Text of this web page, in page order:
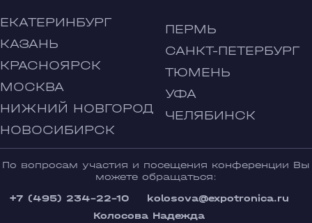
ЕКАТЕРИНБУРГ
КАЗАНЬ
КРАСНОЯРСК
МОСКВА
НИЖНИЙ НОВГОРОД
НОВОСИБИРСК
ПЕРМЬ
САНКТ-ПЕТЕРБУРГ
ТЮМЕНЬ
УФА
ЧЕЛЯБИНСК
По вопросам участия и посещения конференции Вы
можете обращаться:
+7 (495) 234-22-10
kolosova@expotronica.ru
Колосова Надежда